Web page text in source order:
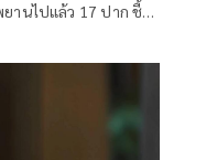
านไปแล้ว 17 ปาก ชี้
บีกันทางออนไลน์มา
-คอมพิวเตอร์ โยงเหตุ